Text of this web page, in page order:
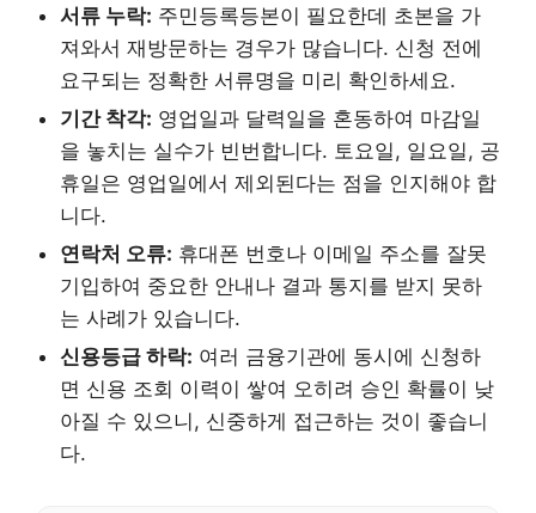
서류 누락: 주민등록등본이 필요한데 초본을 가
져와서 재방문하는 경우가 많습니다. 신청 전에
요구되는 정확한 서류명을 미리 확인하세요.
기간 착각: 영업일과 달력일을 혼동하여 마감일
을 놓치는 실수가 빈번합니다. 토요일, 일요일, 공
휴일은 영업일에서 제외된다는 점을 인지해야 합
니다.
연락처 오류: 휴대폰 번호나 이메일 주소를 잘못
기입하여 중요한 안내나 결과 통지를 받지 못하
는 사례가 있습니다.
신용등급 하락: 여러 금융기관에 동시에 신청하
면 신용 조회 이력이 쌓여 오히려 승인 확률이 낮
아질 수 있으니, 신중하게 접근하는 것이 좋습니
다.